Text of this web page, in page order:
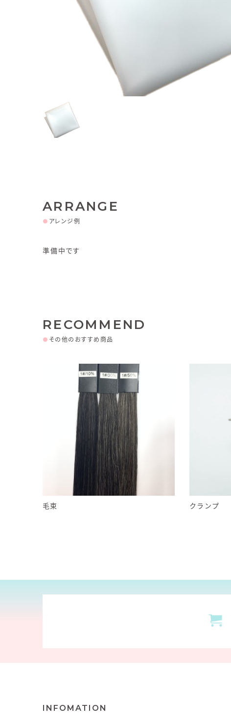
ARRANGE
● アレンジ例
準備中です
RECOMMEND
● その他のおすすめ商品
毛束 クランプ
INFOMATION